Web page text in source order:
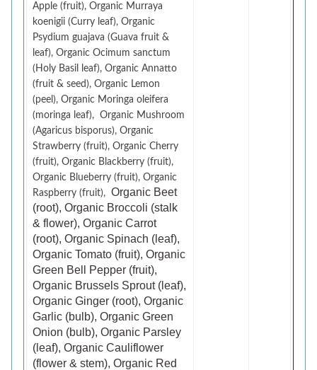
Apple (fruit), Organic Murraya
koenigii (Curry leaf), Organic
Psydium guajava (Guava fruit &
leaf), Organic Ocimum sanctum
(Holy Basil leaf), Organic Annatto
(fruit & seed), Organic Lemon
(peel), Organic Moringa oleifera
(moringa leaf), Organic Mushroom
(Agaricus bisporus), Organic
Strawberry (fruit), Organic Cherry
(fruit), Organic Blackberry (fruit),
Organic Blueberry (fruit), Organic
Raspberry (fruit), Organic Beet
(root), Organic Broccoli (stalk
& flower), Organic Carrot
(root), Organic Spinach (leaf),
Organic Tomato (fruit), Organic
Green Bell Pepper (fruit),
Organic Brussels Sprout (leaf),
Organic Ginger (root), Organic
Garlic (bulb), Organic Green
Onion (bulb), Organic Parsley
(leaf), Organic Cauliflower
(flower & stem), Organic Red